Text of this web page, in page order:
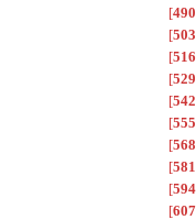
[490
[503
[516
[529
[542
[555
[568
[581
[594
[607